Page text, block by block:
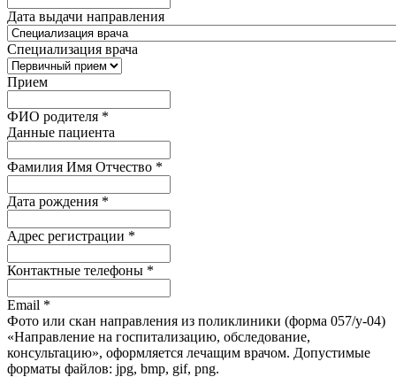
Дата выдачи направления
Специализация врача
Прием
ФИО родителя *
Данные пациента
Фамилия Имя Отчество *
Дата рождения *
Адрес регистрации *
Контактные телефоны *
Email *
Фото или скан направления из поликлиники (форма 057/у-04)
«Направление на госпитализацию, обследование,
консультацию», оформляется лечащим врачом. Допустимые
форматы файлов: jpg, bmp, gif, png.